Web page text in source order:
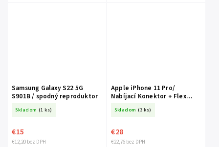
Samsung Galaxy S22 5G
S901B / spodný reproduktor
Skladom (1 ks)
€12,20 bez DPH
€15
Apple iPhone 11 Pro/
Nabíjací Konektor + Flex
Skladom (3 ks)
€22,76 bez DPH
€28